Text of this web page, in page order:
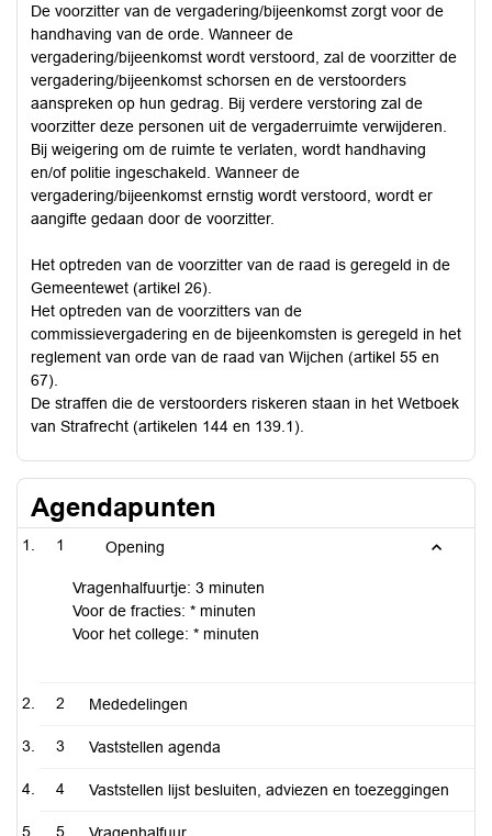
De voorzitter van de vergadering/bijeenkomst zorgt voor de
handhaving van de orde. Wanneer de
vergadering/bijeenkomst wordt verstoord, zal de voorzitter de
vergadering/bijeenkomst schorsen en de verstoorders
aanspreken op hun gedrag. Bij verdere verstoring zal de
voorzitter deze personen uit de vergaderruimte verwijderen.
Bij weigering om de ruimte te verlaten, wordt handhaving
en/of politie ingeschakeld. Wanneer de
vergadering/bijeenkomst ernstig wordt verstoord, wordt er
aangifte gedaan door de voorzitter.
Het optreden van de voorzitter van de raad is geregeld in de
Gemeentewet (artikel 26).
Het optreden van de voorzitters van de
commissievergadering en de bijeenkomsten is geregeld in het
reglement van orde van de raad van Wijchen (artikel 55 en
67).
De straffen die de verstoorders riskeren staan in het Wetboek
van Strafrecht (artikelen 144 en 139.1).
Agendapunten
1 Opening
Vragenhalfuurtje: 3 minuten
Voor de fracties: * minuten
Voor het college: * minuten
2 Mededelingen
3 Vaststellen agenda
4 Vaststellen lijst besluiten, adviezen en toezeggingen
5